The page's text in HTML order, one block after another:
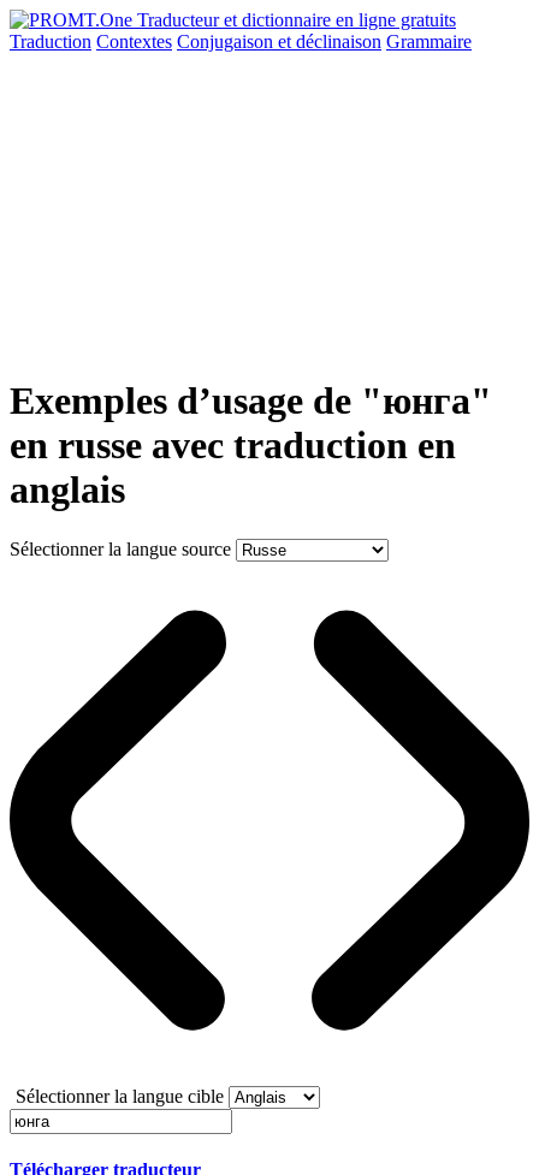
Traduction Contextes Conjugaison et déclinaison Grammaire
Exemples d’usage de "юнга"
en russe avec traduction en
anglais
Sélectionner la langue source
Sélectionner la langue cible
Télécharger traducteur